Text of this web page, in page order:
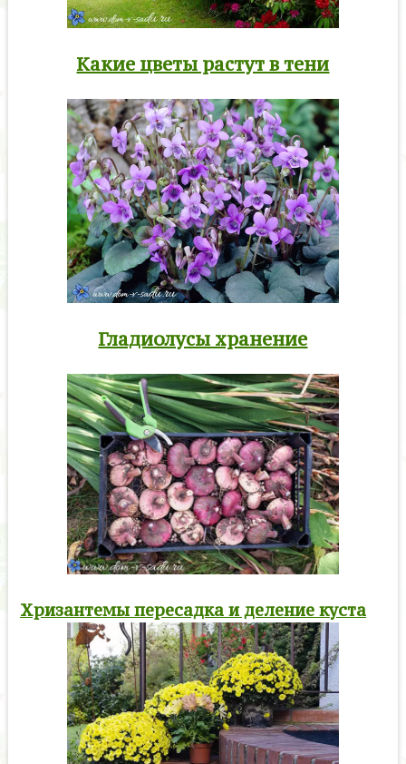
Какие цветы растут в тени
Гладиолусы хранение
Хризантемы пересадка и деление куста